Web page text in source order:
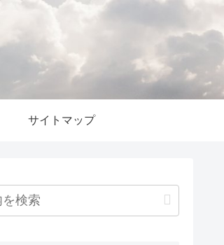
サイトマップ